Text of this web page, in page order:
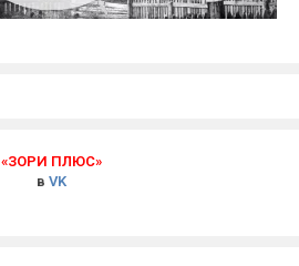
«ЗОРИ ПЛЮС»
в VK